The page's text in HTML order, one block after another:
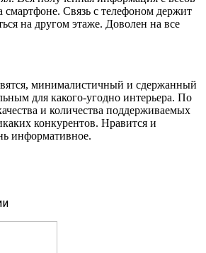
смартфоне. Связь с телефоном держит
на другом этаже. Доволен на все
минималистичный и сдержанный
для какого-угодно интерьера. По
и количества поддерживаемых
конкурентов. Нравится и
информативное.